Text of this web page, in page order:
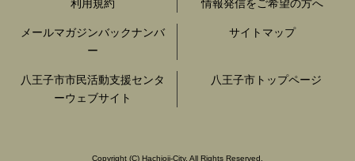
利用規約 情報発信をご希望の方へ
メールマガジンバックナンバ
ー
サイトマップ
八王子市市民活動支援センタ
ーウェブサイト
八王子市トップページ
Copyright (C) Hachioji-City. All Rights Reserved.